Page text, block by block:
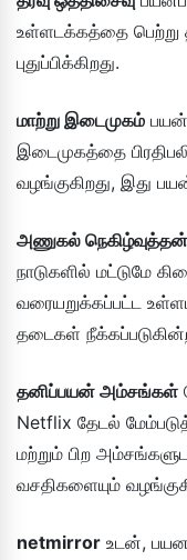
உள்ளடக்கத்தை
புதுப்பிக்கிறது.
மாற்று இடைமுகம்
இடைமுகத்தை
வழங்குகிறது, இது
அணுகல்
நாடுகளில் மட்டுமே
வரையறுக்கப்பட்ட
தடைகள்
தனிப்பயன் அம்சங்கள்
Netflix தேடல்
மற்றும் பிற
வசதிகளையும்
netmirror உடன்,